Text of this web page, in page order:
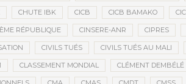
CHUTE IBK CICB CICB BAMAKO
RÉPUBLIQUE CINSERE-ANR CIPRES
CIVILS TUÉS CIVILS TUÉS AU MALI
CLASSEMENT MONDIAL CLÉMENT DEMBÉLÉ